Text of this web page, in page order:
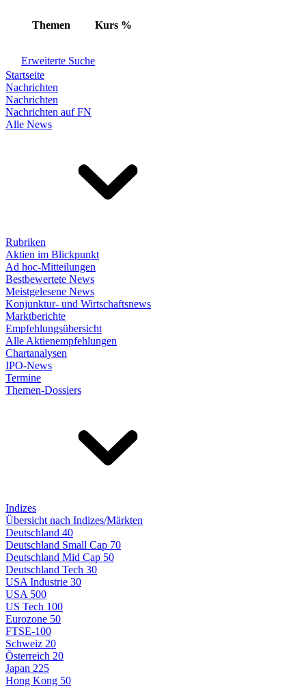
Themen Kurs %
Erweiterte Suche
Startseite
Nachrichten
Nachrichten
Nachrichten auf FN
Alle News
Rubriken
Aktien im Blickpunkt
Ad hoc-Mitteilungen
Bestbewertete News
Meistgelesene News
Konjunktur- und Wirtschaftsnews
Marktberichte
Empfehlungsübersicht
Alle Aktienempfehlungen
Chartanalysen
IPO-News
Termine
Themen-Dossiers
Indizes
Übersicht nach Indizes/Märkten
Deutschland 40
Deutschland Small Cap 70
Deutschland Mid Cap 50
Deutschland Tech 30
USA Industrie 30
USA 500
US Tech 100
Eurozone 50
FTSE-100
Schweiz 20
Österreich 20
Japan 225
Hong Kong 50